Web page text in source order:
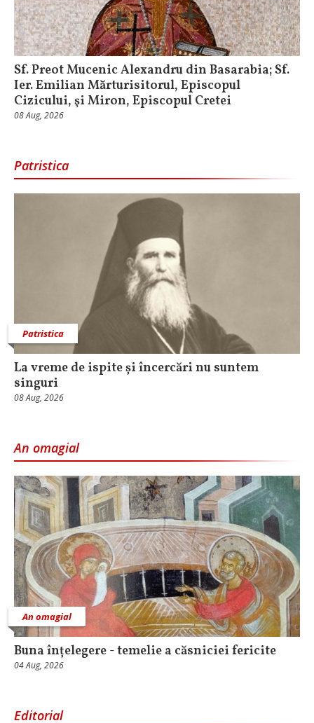
Sf. Preot Mucenic Alexandru din Basarabia; Sf.
Ier. Emilian Mărturisitorul, Episcopul
Cizicului, şi Miron, Episcopul Cretei
08 Aug, 2026
Patristica
Patristica
La vreme de ispite și încercări nu suntem
singuri
08 Aug, 2026
An omagial
An omagial
Buna înțelegere - temelie a căsniciei fericite
04 Aug, 2026
Editorial